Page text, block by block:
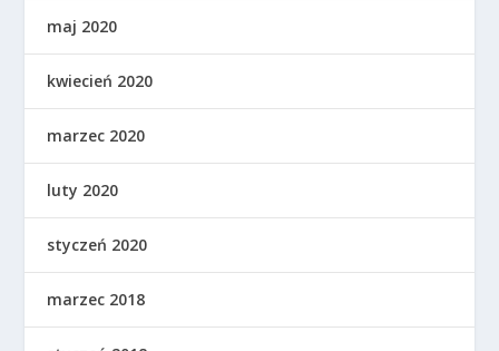
maj 2020
kwiecień 2020
marzec 2020
luty 2020
styczeń 2020
marzec 2018